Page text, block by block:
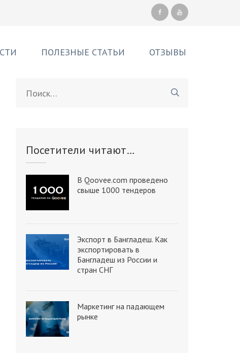
ПОЛЕЗНЫЕ СТАТЬИ ОТЗЫВЫ
Посетители читают…
В Qoovee.com проведено
свыше 1000 тендеров
Экспорт в Бангладеш. Как
экспортировать в
Бангладеш из России и
стран СНГ
Маркетинг на падающем
рынке